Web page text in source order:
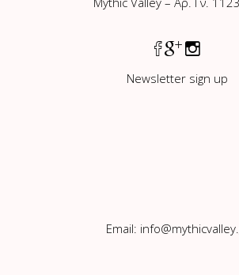
Newsletter sign up
Email: